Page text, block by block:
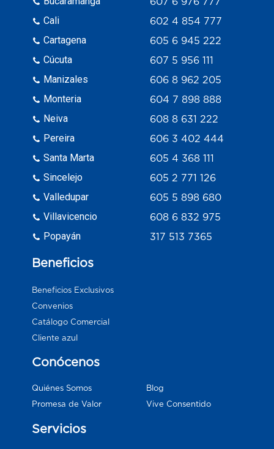
Cali
Cartagena
Cúcuta
Manizales
Monteria
Neiva
Pereira
Santa Marta
Sincelejo
Valledupar
Villavicencio
Popayán
602 4 854 777
605 6 945 222
607 5 956 111
606 8 962 205
604 7 898 888
608 8 631 222
606 3 402 444
605 4 368 111
605 2 771 126
605 5 898 680
608 6 832 975
317 513 7365
Beneficios
Beneficios Exclusivos
Convenios
Catálogo Comercial
Cliente azul
Conócenos
Quiénes Somos
Promesa de Valor
Blog
Vive Consentido
Servicios